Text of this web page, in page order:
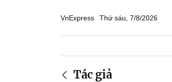
VnExpress Thứ sáu, 7/8/2026
Tác giả